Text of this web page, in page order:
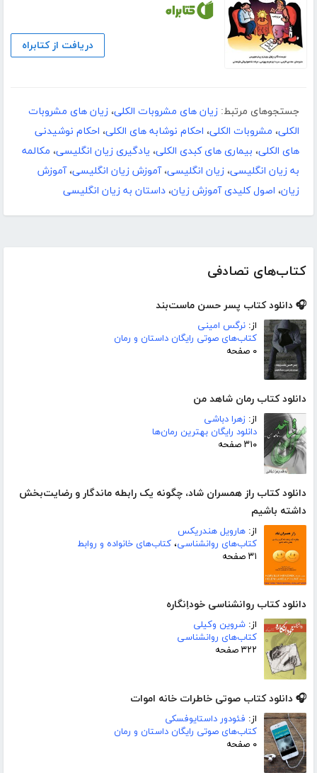
کتاب‌های تصادفی
🎧 دانلود کتاب پسر حسن ماست‌بند
از: نرگس امینی
کتاب‌های صوتی رایگان داستان و رمان
۰ صفحه
دانلود کتاب رمان شاهد من
از: زهرا دباشی
دانلود رایگان بهترین رمان‌ها
۳۱۰ صفحه
دانلود کتاب راز همسران شاد، چگونه یک رابطه ماندگار و رضایت‌بخش
داشته باشیم
از: هارویل هندریکس
کتاب‌های روانشناسی، کتاب‌های خانواده و روابط
۳۱ صفحه
دانلود کتاب روانشناسی خوداِنگاره
از: شروین وکیلی
کتاب‌های روانشناسی
۳۲۲ صفحه
🎧 دانلود کتاب صوتی خاطرات خانه اموات
از: فئودور داستایوفسکی
کتاب‌های صوتی رایگان داستان و رمان
۰ صفحه
دریافت از کتابراه
جستجوهای مرتبط: زیان های مشروبات الکلی، زیان های مشروبات
الکلی، مشروبات الکلی، احکام نوشابه های الکلی، احکام نوشیدنی
های الکلی، بیماری های کبدی الکلی، یادگیری زیان انگلیسی، مکالمه
به زیان انگلیسی، زیان انگلیسی،آموزش زیان انگلیسی،آموزش
زیان، اصول کلیدی آموزش زیان، داستان به زیان انگلیسی